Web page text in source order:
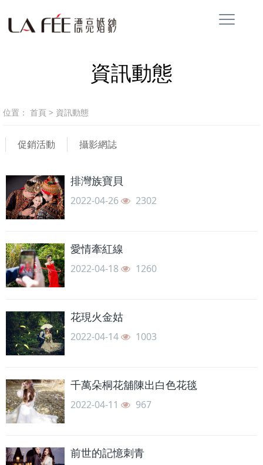
資訊動態
位置： 首頁 > 資訊動態
促銷活動 攝影網誌
排灣族寶貝
2022-04-26 2302
愛情牽紅線
2022-04-18 1260
花現火金姑
2022-04-14 1003
千萬朵桐花舖陳出白色花毯
2022-04-11 967
前世的記憶刺青